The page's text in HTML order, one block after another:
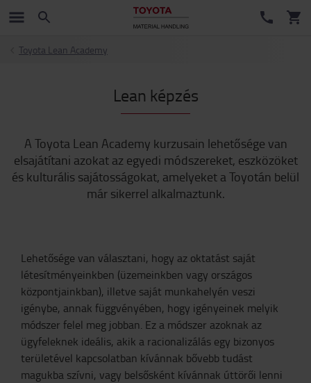
Toyota Lean Academy
Lean képzés
A Toyota Lean Academy kurzusain lehetősége van
elsajátítani azokat az egyedi módszereket, eszközöket
és kulturális sajátosságokat, amelyeket a Toyotán belül
már sikerrel alkalmaztunk.
Lehetősége van választani, hogy az oktatást saját
létesítményeinkben (üzemeinkben vagy országos
központjainkban), illetve saját munkahelyén veszi
igénybe, annak függvényében, hogy igényeinek melyik
módszer felel meg jobban. Ez a módszer azoknak az
ügyfeleknek ideális, akik a racionalizálás egy bizonyos
területével kapcsolatban kívánnak bővebb tudást
magukba szívni, vagy belsősként kívánnak úttörői lenni